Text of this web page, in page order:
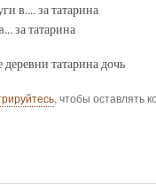
в.... за татарина
за татарина
татарина дочь
, чтобы оставлять